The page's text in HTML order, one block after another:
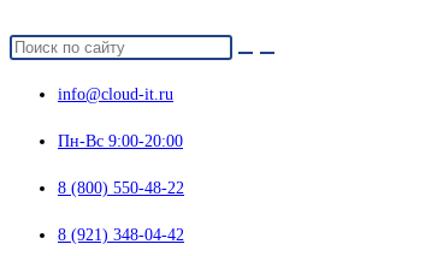
info@cloud-it.ru
Пн-Вс 9:00-20:00
8 (800) 550-48-22
8 (921) 348-04-42